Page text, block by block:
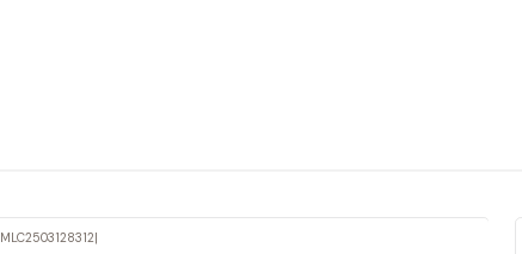
MLC2503128312|